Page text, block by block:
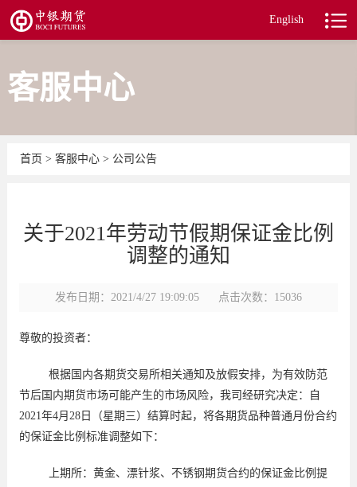
English
客服中心
首页 > 客服中心 > 公司公告
关于2021年劳动节假期保证金比例
调整的通知
发布日期：2021/4/27 19:09:05 点击次数：15036
尊敬的投资者：
根据国内各期货交易所相关通知及放假安排，为有效防范
节后国内期货市场可能产生的市场风险，我司经研究决定：自
2021年4月 28日（星期三）结算时起，将各期货品种普通月份合约
的保证金比例标准调整如下：
上期所：黄金、漂针浆、不锈钢期货合约的保证金比例提